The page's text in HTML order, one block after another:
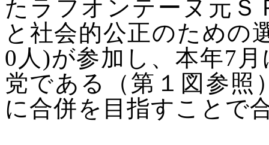
たラフオンテーヌ元Ｓ
と社会的公正のための
0 人 )が参加し、本年7
党である（第１図参照
に合併を目指すことで